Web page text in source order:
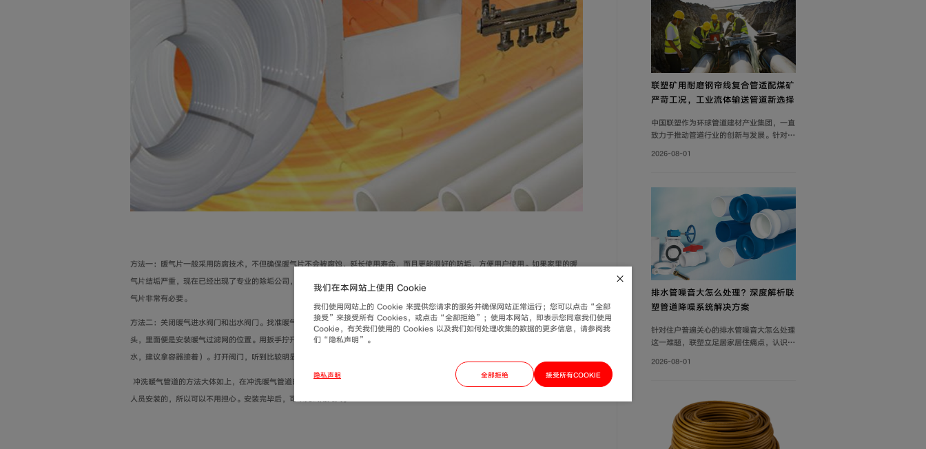
方法一：暖气片一般采用防腐技术，不但确保暖气片不会被腐蚀，延长使用寿命，而且更能很好的防垢，方便用户使用。如果家里的暖
气片结垢严重，现在已经出现了专业的除垢公司，可以联系他们帮忙清洗，无论是管道还是暖气片都需要一个清洁的环境，所以冲洗暖
气片非常有必要。
方法二：关闭暖气进水阀门和出水阀门。找准暖气过滤网的位置。暖气过滤网在暖气表与暖气进水阀门之间，会看到有个斜着向下的堵
头，里面便是安装暖气过滤网的位置。用扳手拧开堵头，取出过滤网，冲洗干净后，再安装上，拧紧堵头就可以了。（堵头中可能有积
水，建议拿容器接着）。打开阀门，听到比较明显的流水声后，暖气片便可再次升温。
冲洗暖气管道的方法大体如上，在冲洗暖气管道时一定要注意方法。在冲洗之前还要注意安装上的问题。一般暖气片的安装都是由专业
人员安装的，所以可以不用担心。安装完毕后，可以先试用几天。
联塑矿用耐磨钢帘线复合管适配煤矿
严苛工况，工业流体输送管道新选择
中国联塑作为环球管道建材产业集团，一直
致力于推动管道行业的创新与发展。针对矿
域，为解决煤矿井下钢制管道腐蚀严重、维
由耐磨层、聚乙烯内管层、钢帘线增强层、
聚乙烯外管层复合而成。
2026-08-01
排水管噪音大怎么处理？深度解析联
塑管道降噪系统解决方案
针对住户普遍关心的排水管噪音大怎么处理
这一难题，联塑立足居家居住痛点，认识到
水流传递的给周围环境带来的影响，付诸实
为追求高品质生活的消费者带来福音。
2026-08-01
我们在本网站上使用 Cookie
我们使用网站上的 Cookie 来提供您请求的服务并确保网站正常运行；您可以点击“全部
接受”来接受所有 Cookies，或点击“全部拒绝”；使用本网站，即表示您同意我们使用
Cookie，有关我们使用的 Cookies 以及我们如何处理收集的数据的更多信息，请参阅我
们“隐私声明”。
隐私声明 全部拒绝 接受所有COOKIE